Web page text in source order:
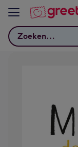
Bekijk meer
Zoeken